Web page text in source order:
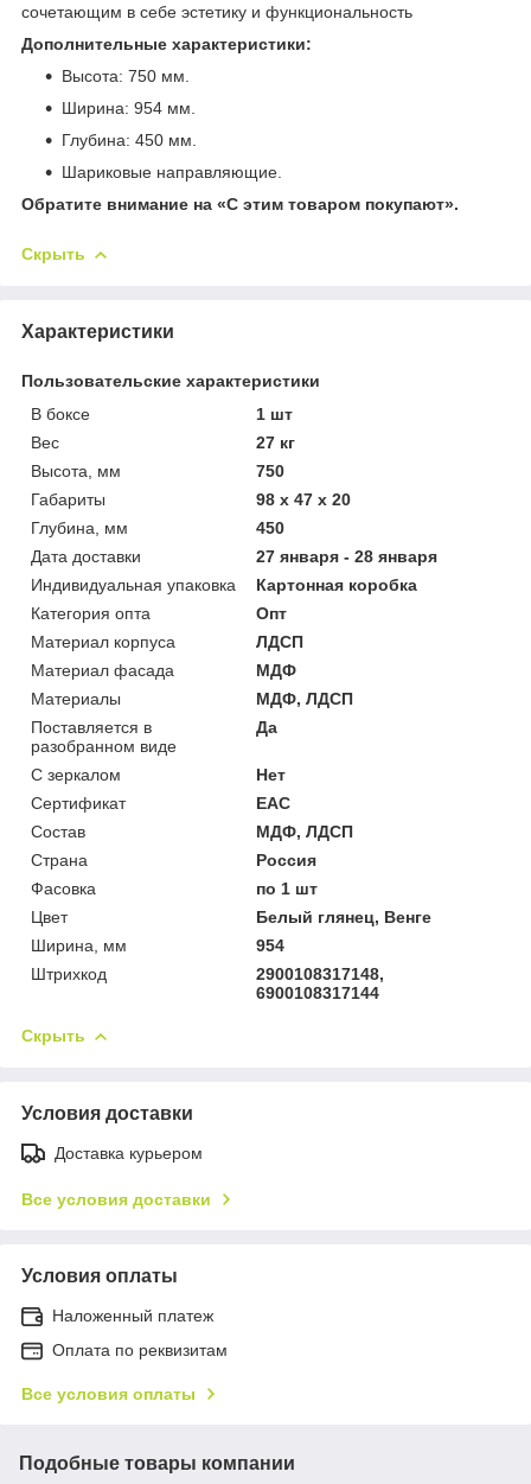
сочетающим в себе эстетику и функциональность
Дополнительные характеристики:
Высота: 750 мм.
Ширина: 954 мм.
Глубина: 450 мм.
Шариковые направляющие.
Обратите внимание на «С этим товаром покупают».
Скрыть
Характеристики
Пользовательские характеристики
В боксе
1 шт
Вес
27 кг
Высота, мм
750
Габариты
98 x 47 x 20
Глубина, мм
450
Дата доставки
27 января - 28 января
Индивидуальная упаковка
Картонная коробка
Категория опта
Опт
Материал корпуса
ЛДСП
Материал фасада
МДФ
Материалы
МДФ, ЛДСП
Поставляется в
разобранном виде
Да
С зеркалом
Нет
Сертификат
ЕАС
Состав
МДФ, ЛДСП
Страна
Россия
Фасовка
по 1 шт
Цвет
Белый глянец, Венге
Ширина, мм
954
Штрихкод
2900108317148,
6900108317144
Скрыть
Условия доставки
Доставка курьером
Все условия доставки
Условия оплаты
Наложенный платеж
Оплата по реквизитам
Все условия оплаты
Подобные товары компании